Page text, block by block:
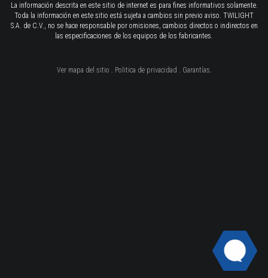
La información descrita en este sitio de internet es para fines informativos solamente.
Toda la información en este sitio está sujeta a cambios sin previo aviso. TWILIGHT
S.A. de C.V., no se hace responsable por omisiones, cambios directos o indirectos en
las especificaciones de los equipos de los fabricantes.
Ver mapa del sitio . Politica de privacidad . Garantías.